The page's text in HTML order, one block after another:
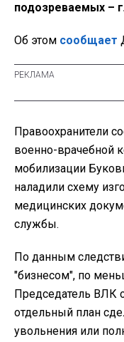
подозреваемых –
Об этом сообщает
Правоохранители
военно-врачебной
мобилизации
наладили схему
медицинских
службы.
По данным
"бизнесом", по
Председатель ВЛК
отдельный план
увольнения или